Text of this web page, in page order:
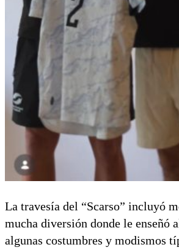
La travesía del “Scarso” incluyó
mucha diversión donde le enseñó
algunas costumbres y modismos